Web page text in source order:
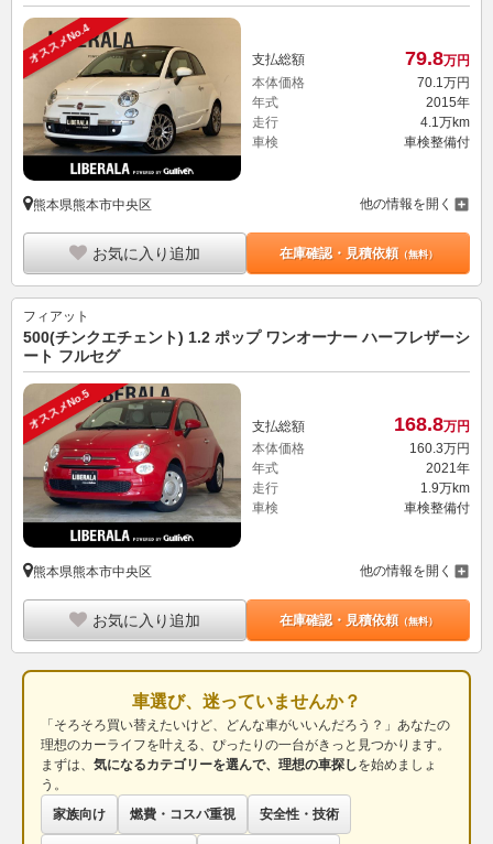
オススメNo.4 支払総額 79.8万円
本体価格
70. 1 万円
年式
2015年
走行
4.1万km
車検
車検整備付
熊本県熊本市中央区 他の情報を開く
お気に入り追加 在庫確認・見積依頼（無料）
フィアット
500(チンクエチェント) 1.2 ポップ ワンオーナー ハーフレザーシ
ート フルセグ
オススメNo.5 支払総額 168.8万円
本体価格
160.3万円
年式
2021年
走行
1.9万km
車検
車検整備付
熊本県熊本市中央区 他の情報を開く
お気に入り追加 在庫確認・見積依頼（無料）
車選び、迷っていませんか？
「そろそろ買い替えたいけど、どんな車がいいんだろう？」あなたの
理想のカーライフを叶える、ぴったりの一台がきっと見つかります。
まずは、 気になるカテゴリーを選んで、理想の車探しを始めましょ
う。
家族向け
燃費・コスパ重視 安全性・技術